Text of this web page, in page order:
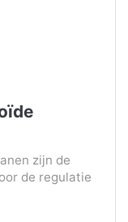
zijn de
de regulatie